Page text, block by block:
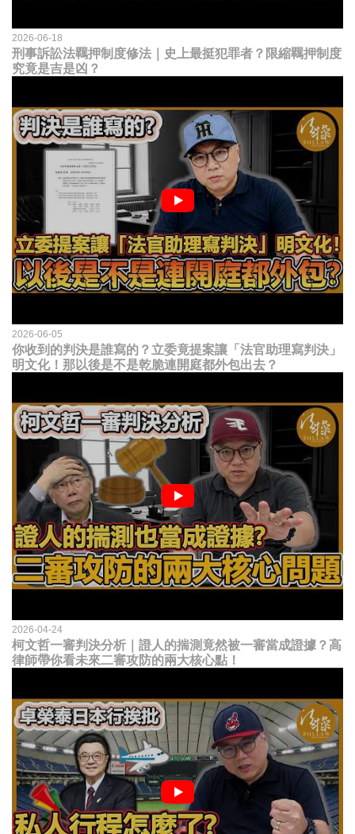
2026-06-18
刑事訴訟法羈押制度修法｜史上最挺犯罪者？限縮羈押制度
究竟是吉是凶？
2026-06-05
你收到的判決是誰寫的？立委竟提案讓「法官助理寫判決」
明文化！那以後是不是乾脆連開庭都外包出去？
2026-04-24
柯文哲一審判決分析｜證人的揣測竟然被一審當成證據？高
律師帶你看未來二審攻防的兩大核心點！